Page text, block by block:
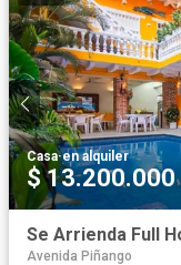
Casa·en alquiler
$ 13.200.000
Avenida Piñango